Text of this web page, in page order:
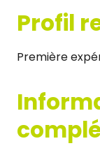
Profil
Première